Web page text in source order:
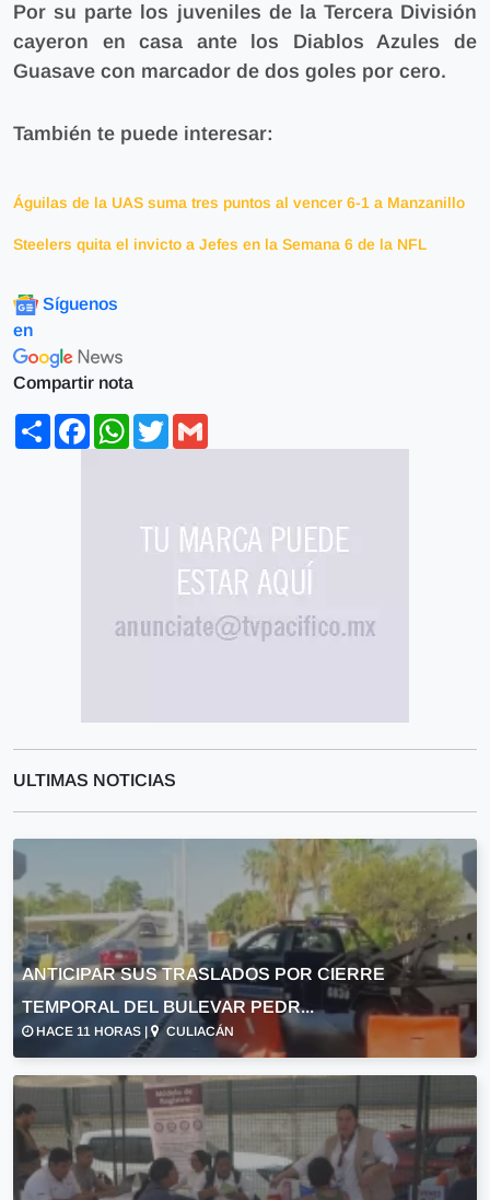
Por su parte los juveniles de la Tercera División
cayeron en casa ante los Diablos Azules de
Guasave con marcador de dos goles por cero.
También te puede interesar:
Águilas de la UAS suma tres puntos al vencer 6-1 a Manzanillo
Steelers quita el invicto a Jefes en la Semana 6 de la NFL
Síguenos
en
Compartir nota
ShareFacebookWhatsApp
Twitter
ULTIMAS NOTICIAS
ANTICIPAR SUS TRASLADOS POR CIERRE
TEMPORAL DEL BULEVAR PEDR...
HACE 11 HORAS | CULIACÁN